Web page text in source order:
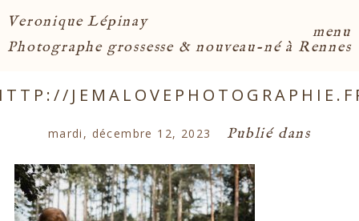
menu
Veronique Lépinay
Photographe grossesse & nouveau-né à Rennes
mardi, décembre 12, 2023 Publié dans